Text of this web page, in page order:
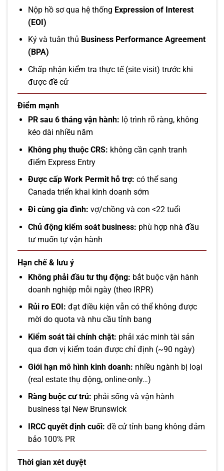
Nộp hồ sơ qua hệ thống Expression of Interest
(EOI)
Ký và tuân thủ Business Performance Agreement
(BPA)
Chấp nhận kiểm tra thực tế (site visit) trước khi
được đề cử
Điểm mạnh
PR sau 6 tháng vận hành: lộ trình rõ ràng, không
kéo dài nhiều năm
Không phụ thuộc CRS: không cần cạnh tranh
điểm Express Entry
Được cấp Work Permit hỗ trợ: có thể sang
Canada triển khai kinh doanh sớm
Đi cùng gia đình: vợ/chồng và con <22 tuổi
Chủ động kiểm soát business: phù hợp nhà đầu
tư muốn tự vận hành
Hạn chế & lưu ý
Không phải đầu tư thụ động: bắt buộc vận hành
doanh nghiệp mỗi ngày (theo IRPR)
Rủi ro EOI: đạt điều kiện vẫn có thể không được
mời do quota và nhu cầu tỉnh bang
Kiểm soát tài chính chặt: phải xác minh tài sản
qua đơn vị kiểm toán được chỉ định (~90 ngày)
Giới hạn mô hình kinh doanh: nhiều ngành bị loại
(real estate thụ động, online-only…)
Ràng buộc cư trú: phải sống và vận hành
business tại New Brunswick
IRCC quyết định cuối: đề cử tỉnh bang không đảm
bảo 100% PR
Thời gian xét duyệt